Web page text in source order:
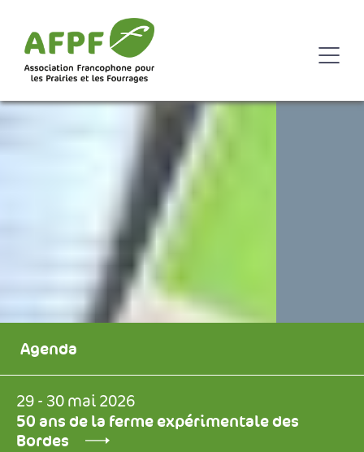
Agenda
29 - 30 mai 2026
50 ans de la ferme expérimentale des
Bordes